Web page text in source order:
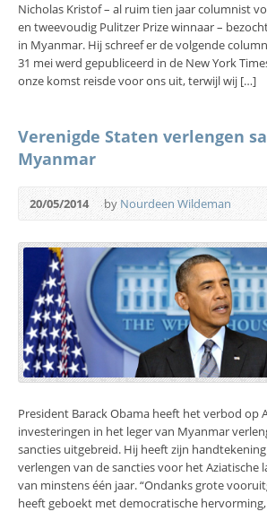
Nicholas Kristof – al ruim tien jaar columnist
en tweevoudig Pulitzer Prize winnaar –
in Myanmar. Hij schreef er de volgende
31 mei werd gepubliceerd in de New York
onze komst reisde voor ons uit, terwijl wij […]
Verenigde Staten verlengen
Myanmar
20/05/2014 by Nourdeen Wildeman
President Barack Obama heeft het verbod op
investeringen in het leger van Myanmar
sancties uitgebreid. Hij heeft zijn
verlengen van de sancties voor het Aziatische
van minstens één jaar. “Ondanks grote
heeft geboekt met democratische